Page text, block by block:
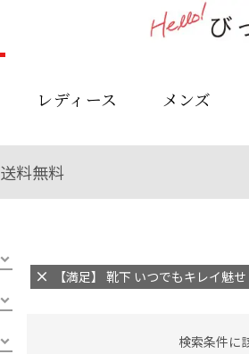
レディース メンズ
送料無料
【満足】 靴下 いつでもキレイ魅
検索条件に